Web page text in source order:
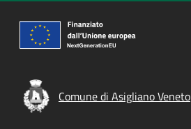
Comune di Asigliano Veneto